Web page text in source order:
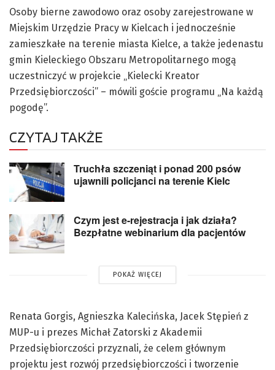
Osoby bierne zawodowo oraz osoby zarejestrowane w
Miejskim Urzędzie Pracy w Kielcach i jednocześnie
zamieszkałe na terenie miasta Kielce, a także jedenastu
gmin Kieleckiego Obszaru Metropolitarnego mogą
uczestniczyć w projekcie „Kielecki Kreator
Przedsiębiorczości” – mówili goście programu „Na każdą
pogodę”.
CZYTAJ TAKŻE
Truchła szczeniąt i ponad 200 psów
ujawnili policjanci na terenie Kielc
Czym jest e-rejestracja i jak działa?
Bezpłatne webinarium dla pacjentów
POKAŻ WIĘCEJ
Renata Gorgis, Agnieszka Kalecińska, Jacek Stępień z
MUP-u i prezes Michał Zatorski z Akademii
Przedsiębiorczości przyznali, że celem głównym
projektu jest rozwój przedsiębiorczości i tworzenie